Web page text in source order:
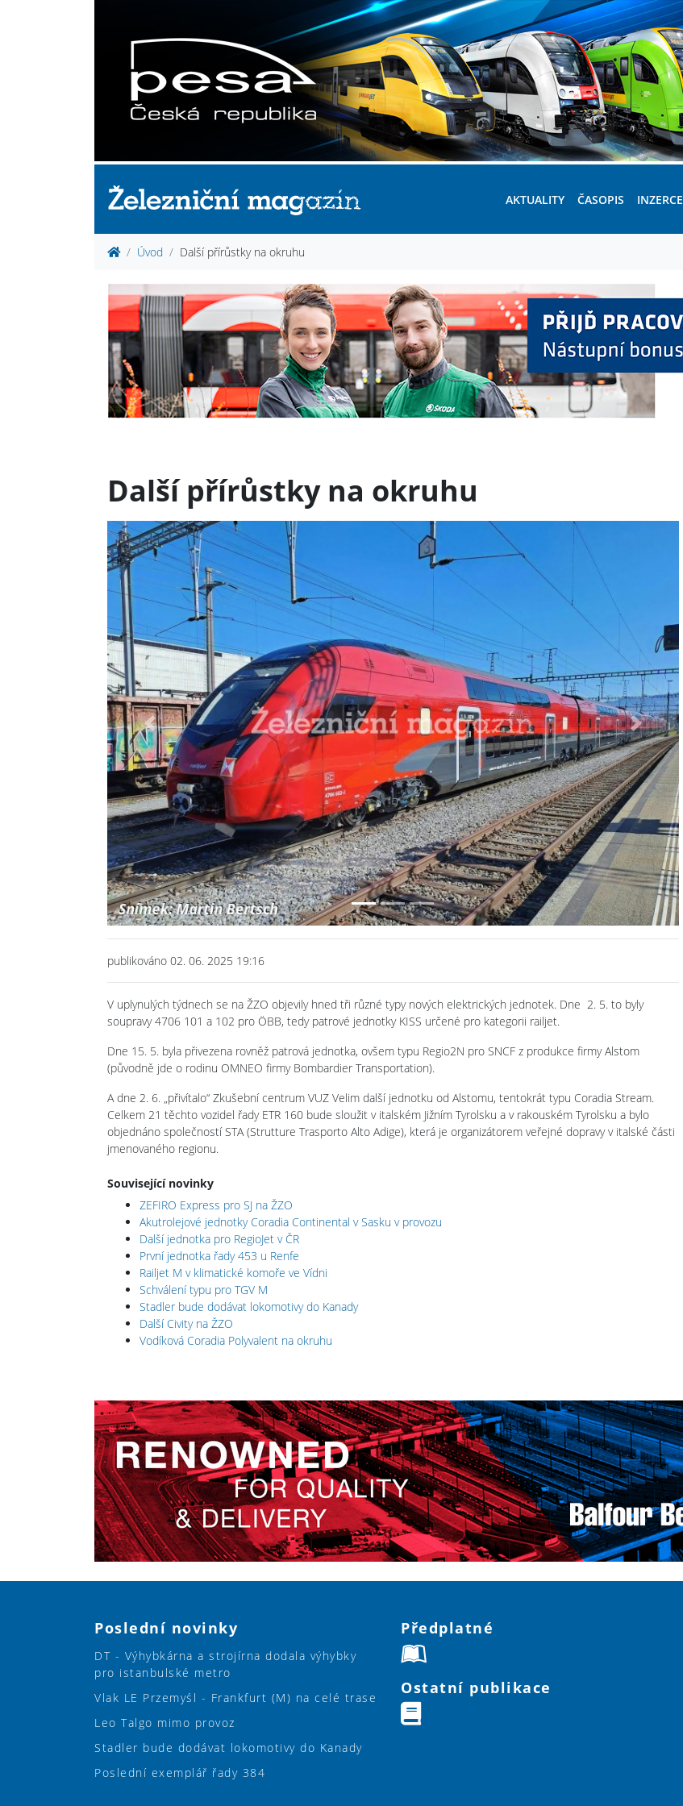
AKTUALITY ČASOPIS INZERCE
Úvod Další přírůstky na okruhu
Další přírůstky na okruhu
Previous Next
publikováno 02. 06. 2025 19:16
V uplynulých týdnech se na ŽZO objevily hned tři různé typy nových elektrických jednotek. Dne 2. 5. to byly
soupravy 4706 101 a 102 pro ÖBB, tedy patrové jednotky KISS určené pro kategorii railjet.
Dne 15. 5. byla přivezena rovněž patrová jednotka, ovšem typu Regio2N pro SNCF z produkce firmy Alstom
(původně jde o rodinu OMNEO firmy Bombardier Transportation).
A dne 2. 6. „přivítalo“ Zkušební centrum VUZ Velim další jednotku od Alstomu, tentokrát typu Coradia Stream.
Celkem 21 těchto vozidel řady ETR 160 bude sloužit v italském Jižním Tyrolsku a v rakouském Tyrolsku a bylo
objednáno společností STA (Strutture Trasporto Alto Adige), která je organizátorem veřejné dopravy v italské části
jmenovaného regionu.
Související novinky
ZEFIRO Express pro SJ na ŽZO
Akutrolejové jednotky Coradia Continental v Sasku v provozu
Další jednotka pro RegioJet v ČR
První jednotka řady 453 u Renfe
Railjet M v klimatické komoře ve Vídni
Schválení typu pro TGV M
Stadler bude dodávat lokomotivy do Kanady
Další Civity na ŽZO
Vodíková Coradia Polyvalent na okruhu
Poslední novinky
DT - Výhybkárna a strojírna dodala výhybky
pro istanbulské metro
Vlak LE Przemyśl - Frankfurt (M) na celé trase
Leo Talgo mimo provoz
Stadler bude dodávat lokomotivy do Kanady
Poslední exemplář řady 384
Předplatné
Ostatní publikace